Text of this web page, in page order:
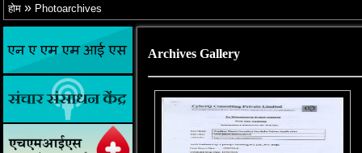
होम » Photoarchives
Archives Gallery